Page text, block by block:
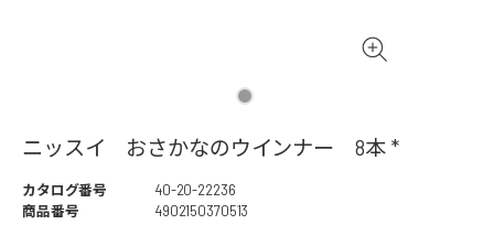
ニッスイ おさかなのウインナー 8本 *
カタログ番号
40-20-22236
商品番号
4902150370513